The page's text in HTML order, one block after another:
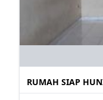
RUMAH SIAP